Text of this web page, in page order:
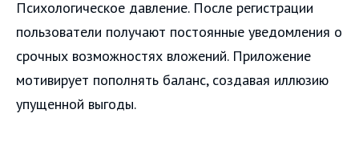
Психологическое давление. После регистрации
пользователи получают постоянные уведомления о
срочных возможностях вложений. Приложение
мотивирует пополнять баланс, создавая иллюзию
упущенной выгоды.